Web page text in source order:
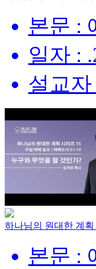
본문 :
일자 :
설교
하나님의 원대한 계
본문 :